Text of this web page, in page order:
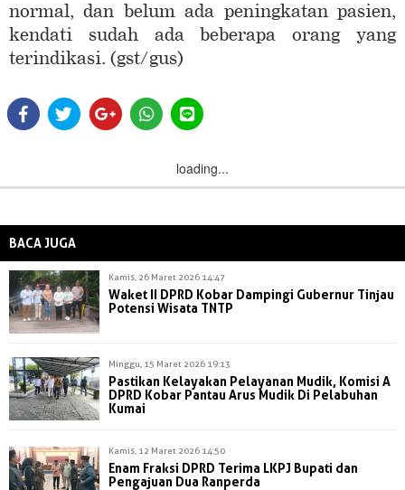
normal, dan belum ada peningkatan pasien,
kendati sudah ada beberapa orang yang
terindikasi. (gst/gus)
loading...
BACA JUGA
Kamis, 26 Maret 2026 14:47
Waket II DPRD Kobar Dampingi Gubernur Tinjau
Potensi Wisata TNTP
Minggu, 15 Maret 2026 19:13
Pastikan Kelayakan Pelayanan Mudik, Komisi A
DPRD Kobar Pantau Arus Mudik Di Pelabuhan
Kumai
Kamis, 12 Maret 2026 14:50
Enam Fraksi DPRD Terima LKPJ Bupati dan
Pengajuan Dua Ranperda